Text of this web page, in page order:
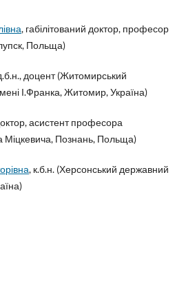
, габілітований доктор, професор
Польща)
доцент (Житомирський
І.Франка, Житомир, Україна)
асистент професора
Міцкевича, Познань, Польща)
, к.б.н. (Херсонський державний